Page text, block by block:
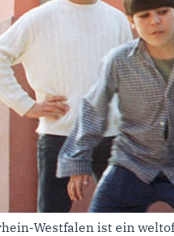
Westfalen ist ein